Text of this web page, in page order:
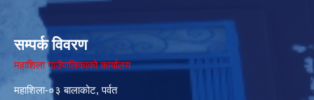
सम्पर्क विवरण
महाशिला गाउँपालिकाको कार्यालय
महाशिला-०३ बालाकोट, पर्वत